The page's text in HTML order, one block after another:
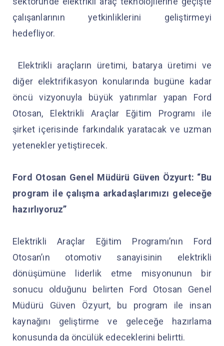
çalışanlarının yetkinliklerini geliştirmeyi
hedefliyor.
Elektrikli araçların üretimi, batarya üretimi ve
diğer elektrifikasyon konularında bugüne kadar
öncü vizyonuyla büyük yatırımlar yapan Ford
Otosan, Elektrikli Araçlar Eğitim Programı ile
şirket içerisinde farkındalık yaratacak ve uzman
yetenekler yetiştirecek.
Ford Otosan Genel Müdürü Güven Özyurt: “Bu
program ile çalışma arkadaşlarımızı geleceğe
hazırlıyoruz”
Elektrikli Araçlar Eğitim Programı’nın Ford
Otosan’ın otomotiv sanayisinin elektrikli
dönüşümüne liderlik etme misyonunun bir
sonucu olduğunu belirten Ford Otosan Genel
Müdürü Güven Özyurt, bu program ile insan
kaynağını geliştirme ve geleceğe hazırlama
konusunda da öncülük edeceklerini belirtti.